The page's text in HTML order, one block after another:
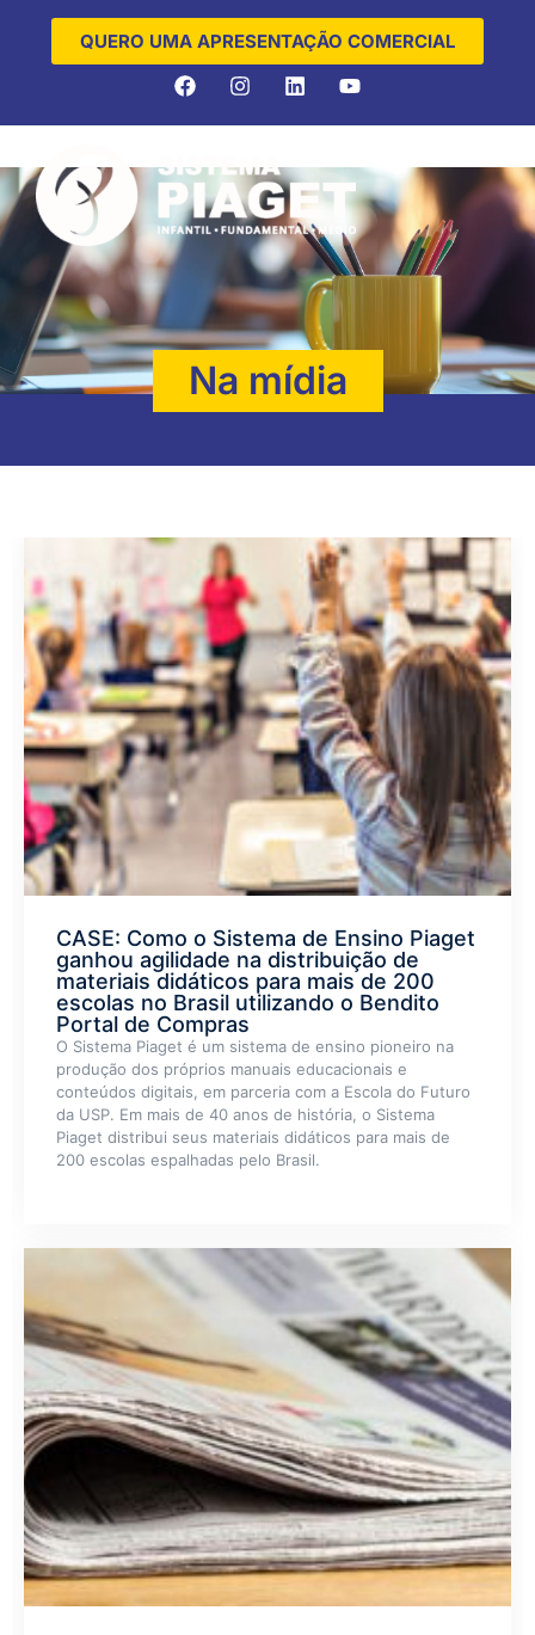
QUERO UMA APRESENTAÇÃO COMERCIAL
Na mídia
CASE: Como o Sistema de Ensino Piaget
ganhou agilidade na distribuição de
materiais didáticos para mais de 200
escolas no Brasil utilizando o Bendito
Portal de Compras
O Sistema Piaget é um sistema de ensino pioneiro na
produção dos próprios manuais educacionais e
conteúdos digitais, em parceria com a Escola do Futuro
da USP. Em mais de 40 anos de história, o Sistema
Piaget distribui seus materiais didáticos para mais de
200 escolas espalhadas pelo Brasil.